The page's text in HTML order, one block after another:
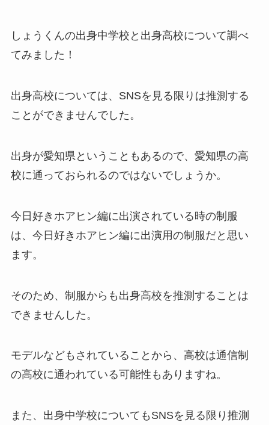
しょうくんの出身中学校と出身高校について調べ
てみました！
出身高校については、SNSを見る限りは推測する
ことができませんでした。
出身が愛知県ということもあるので、愛知県の高
校に通っておられるのではないでしょうか。
今日好きホアヒン編に出演されている時の制服
は、今日好きホアヒン編に出演用の制服だと思い
ます。
そのため、制服からも出身高校を推測することは
できませんした。
モデルなどもされていることから、高校は通信制
の高校に通われている可能性もありますね。
また、出身中学校についてもSNSを見る限り推測